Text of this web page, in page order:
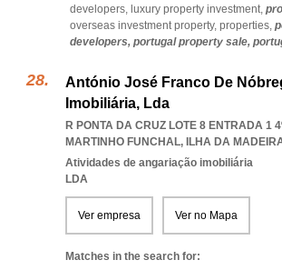
developers, luxury property investment,
overseas investment property, properties,
developers, portugal property sale,
António José Franco De
Imobiliária, Lda
R PONTA DA CRUZ LOTE 8 ENTRADA 1
MARTINHO FUNCHAL, ILHA DA
Atividades de angariação imobiliária
LDA
Ver empresa Ver no Mapa
Matches in the search for: